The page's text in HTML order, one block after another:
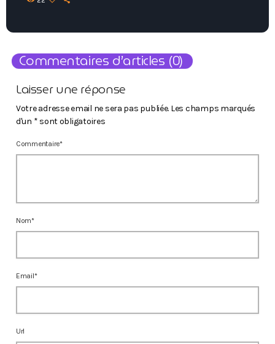
Commentaires d’articles (0)
Laisser une réponse
Votre adresse email ne sera pas publiée. Les champs marqués
d'un * sont obligatoires
Commentaire*
Nom*
Email*
Url